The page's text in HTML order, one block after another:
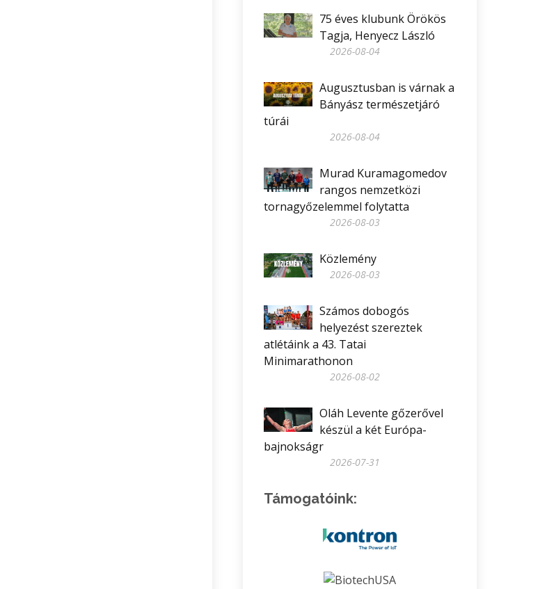
75 éves klubunk Örökös
Tagja, Henyecz László
2026-08-04
Augusztusban is várnak a
Bányász természetjáró
túrái
2026-08-04
Murad Kuramagomedov
rangos nemzetközi
tornagyőzelemmel folytatta
2026-08-03
Közlemény
2026-08-03
Számos dobogós
helyezést szereztek
atlétáink a 43. Tatai
Minimarathonon
2026-08-02
Oláh Levente gőzerővel
készül a két Európa-
bajnokságr
2026-07-31
Támogatóink: